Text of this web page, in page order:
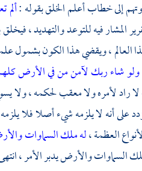
إلى خطاب أعلم الخلق بقوله :ألم
المشار فيه للتوعد والتهديد
، ويقضي هذا الكون بشمول
ولو شاء ربك لآمن من في الأرض
لأمره ولا معقب لحكمه ، ولا
على أنه لا يلزمه شيء أصلا فلا
العظمة ،له ملك السماوات
السماوات والأرض يدبر الأمر ،